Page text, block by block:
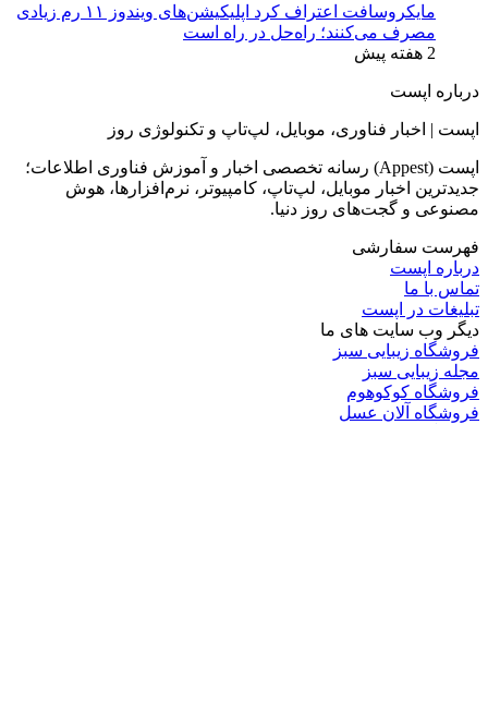
مایکروسافت اعتراف کرد اپلیکیشن‌های ویندوز ۱۱ رم زیادی
مصرف می‌کنند؛ راه‌حل در راه است
2 هفته پیش
درباره اپست
اپست | اخبار فناوری، موبایل، لپ‌تاپ و تکنولوژی روز
اپست (Appest) رسانه تخصصی اخبار و آموزش فناوری اطلاعات؛
جدیدترین اخبار موبایل، لپ‌تاپ، کامپیوتر، نرم‌افزارها، هوش
مصنوعی و گجت‌های روز دنیا.
فهرست سفارشی
درباره اپست
تماس با ما
تبلیغات در اپست
دیگر وب سایت های ما
فروشگاه زیبایی سبز
مجله زیبایی سبز
فروشگاه کوکوهوم
فروشگاه آلان عسل